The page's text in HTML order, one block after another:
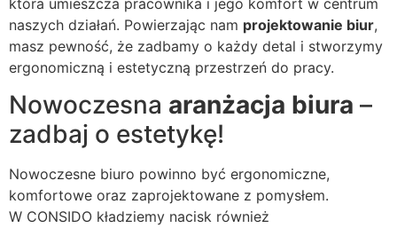
naszych działań. Powierzając nam projektowanie biur,
masz pewność, że zadbamy o każdy detal i stworzymy
ergonomiczną i estetyczną przestrzeń do pracy.
Nowoczesna aranżacja biura –
zadbaj o estetykę!
Nowoczesne biuro powinno być ergonomiczne,
komfortowe oraz zaprojektowane z pomysłem.
W CONSIDO kładziemy nacisk również